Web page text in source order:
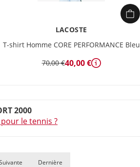
LACOSTE
T-shirt Homme CORE PERFORMANCE Bleu
70,00 €40,00 € Détails
2000
le tennis ?
Dernière